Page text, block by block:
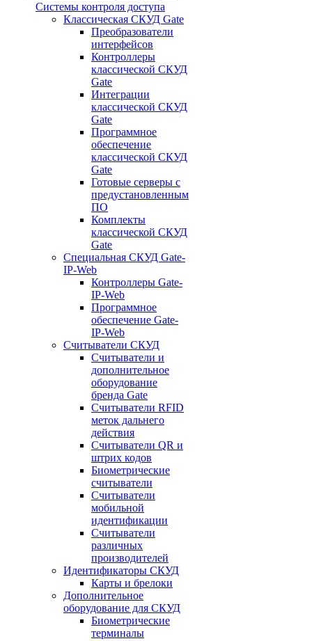
Системы контроля доступа
Классическая СКУД Gate
Преобразователи
интерфейсов
Контроллеры
классической СКУД
Gate
Интеграции
классической СКУД
Gate
Программное
обеспечение
классической СКУД
Gate
Готовые серверы с
предустановленным
ПО
Комплекты
классической СКУД
Gate
Специальная СКУД Gate-
IP-Web
Контроллеры Gate-
IP-Web
Программное
обеспечение Gate-
IP-Web
Считыватели СКУД
Считыватели и
дополнительное
оборудование
бренда Gate
Считыватели RFID
меток дальнего
действия
Считыватели QR и
штрих кодов
Биометрические
считыватели
Считыватели
мобильной
идентификации
Считыватели
различных
производителей
Идентификаторы СКУД
Карты и брелоки
Дополнительное
оборудование для СКУД
Биометрические
терминалы